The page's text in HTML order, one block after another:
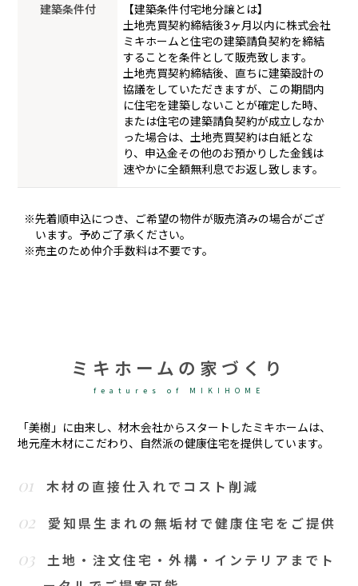
建築条件付
【建築条件付宅地分譲とは】
土地売買契約締結後3ヶ月以内に株式会社
ミキホームと住宅の建築請負契約を締結
することを条件として販売致します。
土地売買契約締結後、直ちに建築設計の
協議をしていただきますが、この期間内
に住宅を建築しないことが確定した時、
または住宅の建築請負契約が成立しなか
った場合は、土地売買契約は白紙とな
り、申込金その他のお預かりした金銭は
速やかに全額無利息でお返し致します。
※先着順申込につき、ご希望の物件が販売済みの場合がござ
います。予めご了承ください。
※売主のため仲介手数料は不要です。
ミキホームの家づくり
features of MIKIHOME
「美樹」に由来し、材木会社からスタートしたミキホームは、
地元産木材にこだわり、自然派の健康住宅を提供しています。
01 木材の直接仕入れでコスト削減
02 愛知県生まれの無垢材で健康住宅をご提供
03
土地・注文住宅・外構・インテリアまでト